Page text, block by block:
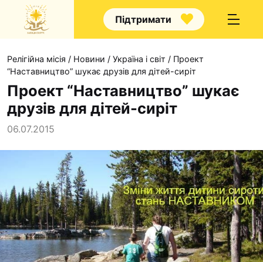
Підтримати
Про нас
Волонтерство
Наші напрямки
Наш покровитель
Контакти
Проекти
Релігійна місія / Новини / Україна і світ / Проект
“Наставництво” шукає друзів для дітей-сиріт
Проект “Наставництво” шукає
друзів для дітей-сиріт
06.07.2015